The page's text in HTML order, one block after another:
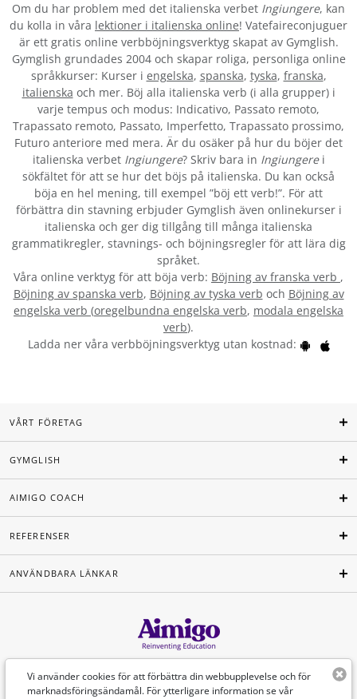
Om du har problem med det italienska verbet Ingiungere, kan
du kolla in våra lektioner i italienska online! Vatefaireconjuguer
är ett gratis online verbböjningsverktyg skapat av Gymglish.
Gymglish grundades 2004 och skapar roliga, personliga online
språkkurser: Kurser i engelska, spanska, tyska, franska,
italienska och mer. Böj alla italienska verb (i alla grupper) i
varje tempus och modus: Indicativo, Passato remoto,
Trapassato remoto, Passato, Imperfetto, Trapassato prossimo,
Futuro anteriore med mera. Är du osäker på hur du böjer det
italienska verbet Ingiungere? Skriv bara in Ingiungerei
sökfältet för att se hur det böjs på italienska. Du kan också
böja en hel mening, till exempel ”böj ett verb!”. För att
förbättra din stavning erbjuder Gymglish även onlinekurser i
italienska och ger dig tillgång till många italienska
grammatikregler, stavnings- och böjningsregler för att lära dig
språket.
Våra online verktyg för att böja verb: Böjning av franska verb ,
Böjning av spanska verb, Böjning av tyska verb och Böjning av
engelska verb (oregelbundna engelska verb, modala engelska
verb).
Ladda ner våra verbböjningsverktyg utan kostnad:
Vi använder cookies för att förbättra din webbupplevelse och för
marknadsföringsändamål. För ytterligare information se vår
VÅRT FÖRETAG
GYMGLISH
AIMIGO COACH
REFERENSER
ANVÄNDBARA LÄNKAR
Svenska